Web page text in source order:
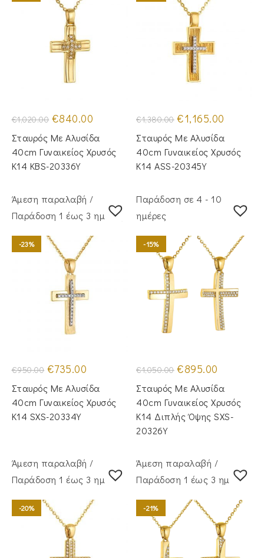
€1,020.00 Original
price
was:
€1,020.00.
€840.00
τιμή
είναι:
€840.00.
Σταυρός Mε Aλυσίδα
40cm Γυναικείος Χρυσός
Κ14 KBS-20336Y
€1,380.00 Original
price
was:
€1,380.00.
€1,165.00
είναι:
€1,165.00.
Σταυρός Mε Aλυσίδα
40cm Γυναικείος Χρυσός
Κ14 ASS-20345Y
Άμεση παραλαβή /
Παράδoση 1 έως 3 ημέρες
-23%
€950.00 Original
price
was:
€950.00.
€735.00
τιμή
είναι:
€735.00.
Σταυρός Mε Aλυσίδα
40cm Γυναικείος Χρυσός
Κ14 SXS-20334Y
Παράδοση σε 4 - 10
ημέρες
-15%
€1,050.00 Original
price
was:
€1,050.00.
€895.00
τιμή
είναι:
€895.00.
Σταυρός Με Αλυσίδα
40cm Γυναικείος Χρυσός
Κ14 Διπλής Όψης SXS-
20326Y
Άμεση παραλαβή /
Παράδoση 1 έως 3 ημέρες
-20%
Άμεση παραλαβή /
Παράδoση 1 έως 3 ημέρες
-21%